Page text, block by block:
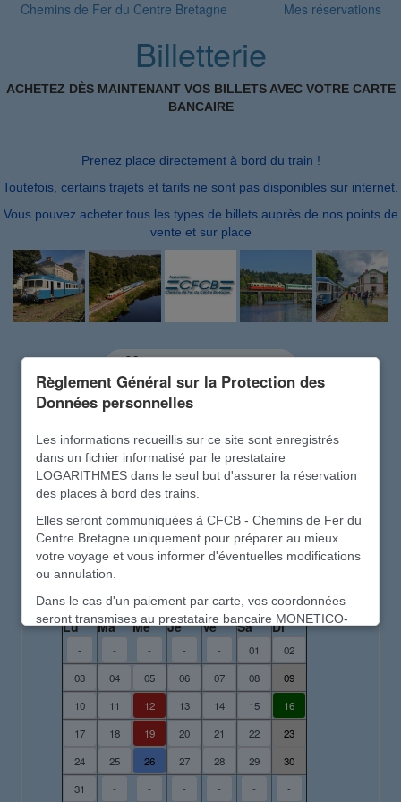
Chemins de Fer du Centre Bretagne Mes réservations
Billetterie
ACHETEZ DÈS MAINTENANT VOS BILLETS AVEC VOTRE CARTE
BANCAIRE
Prenez place directement à bord du train !
Toutefois, certains trajets et tarifs ne sont pas disponibles sur internet.
Vous pouvez acheter tous les types de billets auprès de nos points de
vente et sur place
Recommencer à zéro
Calendrier des circulations
août 2026
Lu
Ma Me Je Ve Sa Di
- - - - - 01
02
03
04 05 06 07 08
09
10
11 12 13 14 15
16
17
18 19 20 21 22
23
24
25 26 27 28 29
30
31
- - - - - -
Règlement Général sur la Protection des
Données personnelles
Les informations recueillis sur ce site sont enregistrés
dans un fichier informatisé par le prestataire
LOGARITHMES dans le seul but d'assurer la réservation
des places à bord des trains.
Elles seront communiquées à CFCB - Chemins de Fer du
Centre Bretagne uniquement pour préparer au mieux
votre voyage et vous informer d'éventuelles modifications
ou annulation.
Dans le cas d'un paiement par carte, vos coordonnées
seront transmises au prestataire bancaire MONETICO-
PAIEMENT conformément à la directive sur les paiement -
Vos données personnelles sont précieuses.
Elles seront détruites en fin d'année et ne seront en
aucun cas transmises à d'autres structures, ni utilisé à un
autre usage
Ce site de réservation est sécurisé et ne comporte aucun
traqueur et aucun cookie destiné à des usages